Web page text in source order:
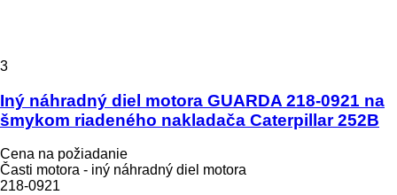
3
Iný náhradný diel motora GUARDA 218-0921 na
šmykom riadeného nakladača Caterpillar 252B
Cena na požiadanie
Časti motora - iný náhradný diel motora
218-0921